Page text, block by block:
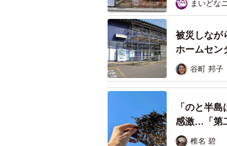
雇用を守り、地域住民に商
で建て直すことに。国や
で進めることになりました
まいどな
被災しな
ホームセン
編】
谷町 邦子
「のと半
感激…「第
椎名 碧